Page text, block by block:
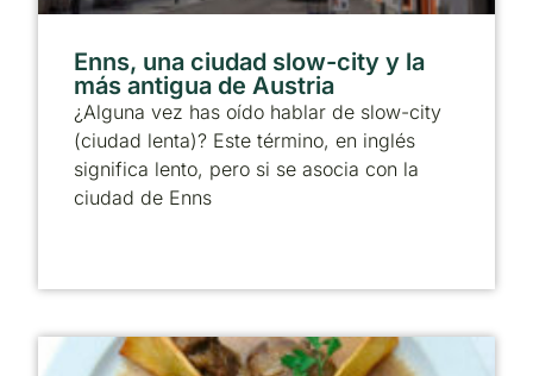
Enns, una ciudad slow-city y la
más antigua de Austria
¿Alguna vez has oído hablar de slow-city
(ciudad lenta)? Este término, en inglés
significa lento, pero si se asocia con la
ciudad de Enns